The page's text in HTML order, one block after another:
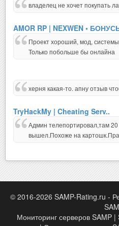
владелец не хочет покупать
AMOR RP | NEXWEN •
Проект хороший, мод,
Только побольше бы онлайна
херня какая-то. апну отзыв
TryHackMy | Cheating Serv..
Админ телепортировал,там
вышел.Похоже на
© 2016-2026 SAMP-Rating.ru -
Мониторинг серверов SAMP